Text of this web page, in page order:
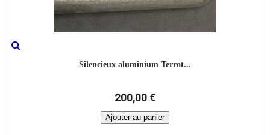
Silencieux aluminium Terrot...
200,00 €
Ajouter au panier